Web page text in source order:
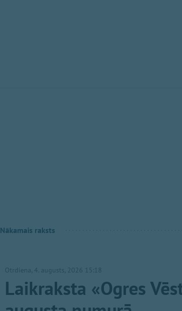
Nākamais raksts
Otrdiena, 4. augusts, 2026 15:18
Laikraksta «Ogres